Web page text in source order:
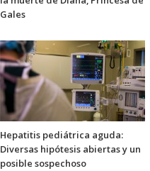
Gales
Hepatitis pediátrica aguda:
Diversas hipótesis abiertas y un
posible sospechoso